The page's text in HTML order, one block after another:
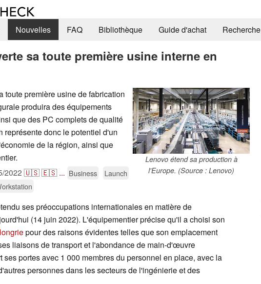
Nouvelles FAQ Bibliothèque Guide d'achat Recherche
sa toute première usine interne en
Lenovo étend sa production à
l'Europe. (Source : Lenovo)
toute première usine de fabrication
produira des équipements
que des PC complets de qualité
donc le potentiel d'un
de la région, ainsi que
2022 🇺🇸🇪🇸 ... Business
Launch
ses préoccupations internationales en matière de
(14 juin 2022). L'équipementier précise qu'il a choisi son
pour des raisons évidentes telles que son emplacement
liaisons de transport et l'abondance de main-d'œuvre
ses portes avec 1 000 membres du personnel en place, avec la
personnes dans les secteurs de l'ingénierie et des